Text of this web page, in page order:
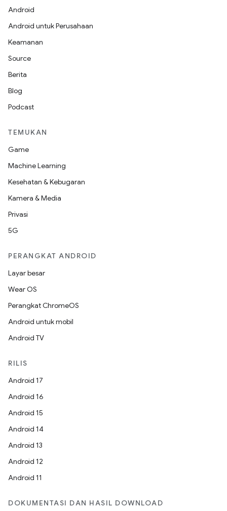
Android
Android untuk Perusahaan
Keamanan
Source
Berita
Blog
Podcast
TEMUKAN
Game
Machine Learning
Kesehatan & Kebugaran
Kamera & Media
Privasi
5G
PERANGKAT ANDROID
Layar besar
Wear OS
Perangkat ChromeOS
Android untuk mobil
Android TV
RILIS
Android 17
Android 16
Android 15
Android 14
Android 13
Android 12
Android 11
DOKUMENTASI DAN HASIL DOWNLOAD